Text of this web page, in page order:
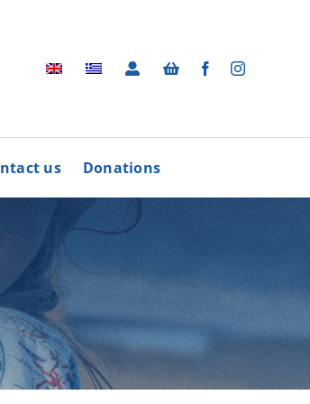
Photographic Archive
Videos
Advertisements
/ Brochures
BUY
PRODUCTS
More
us Donations